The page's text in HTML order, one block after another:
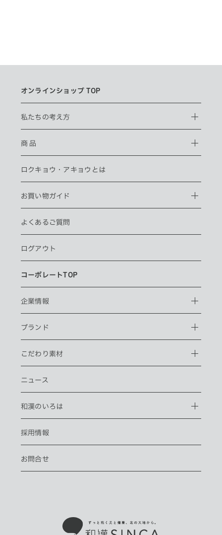
オンラインショップ TOP
私たちの考え方
商 品
ロクキョウ・ アキョウとは
お買い物ガイド
よくあるご質問
ログアウト
コーポレートTOP
企業情報
ブランド
こだわり素材
ニュース
和漢のいろは
採用情報
お問合せ